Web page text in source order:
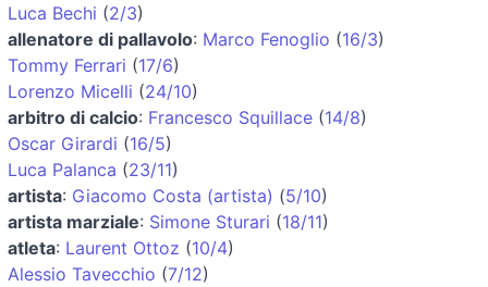
Luca Bechi (2/3)
allenatore di pallavolo: Marco Fenoglio (16/3)
Tommy Ferrari (17/6)
Lorenzo Micelli (24/10)
arbitro di calcio: Francesco Squillace (14/8)
Oscar Girardi (16/5)
Luca Palanca (23/11)
artista: Giacomo Costa (artista) (5/10)
artista marziale: Simone Sturari (18/11)
atleta: Laurent Ottoz (10/4)
Alessio Tavecchio (7/12)